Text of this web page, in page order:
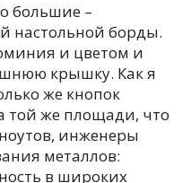
большие –
настольной борды.
и цветом и
крышку. Как я
же кнопок
той же площади, что
инженеры
металлов:
в широких